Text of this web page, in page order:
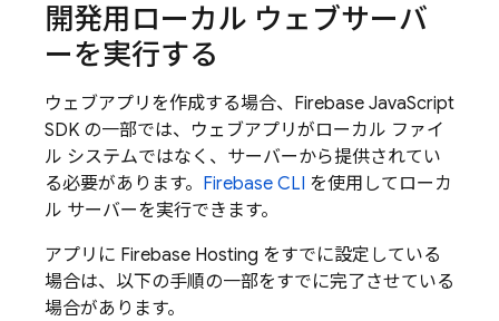
開発用ローカル ウェブサーバ
ーを実行する
ウェブアプリを作成する場合、 Firebase JavaScript
SDK の一部では、ウェブアプリがローカル ファイ
ル システムではなく、サーバーから提供されてい
る必要があります。 Firebase CLI を使用してローカ
ル サーバーを実行できます。
アプリに Firebase Hosting をすでに設定している
場合は、以下の手順の一部をすでに完了させている
場合があります。